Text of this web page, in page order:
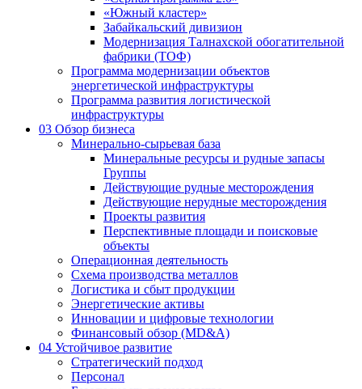
«Южный кластер»
Забайкальский дивизион
Модернизация Талнахской обогатительной
фабрики (ТОФ)
Программа модернизации объектов
энергетической инфраструктуры
Программа развития логистической
инфраструктуры
03 Обзор бизнеса
Минерально-сырьевая база
Минеральные ресурсы и рудные запасы
Группы
Действующие рудные месторождения
Действующие нерудные месторождения
Проекты развития
Перспективные площади и поисковые
объекты
Операционная деятельность
Схема производства металлов
Логистика и сбыт продукции
Энергетические активы
Инновации и цифровые технологии
Финансовый обзор (MD&A)
04 Устойчивое развитие
Стратегический подход
Персонал